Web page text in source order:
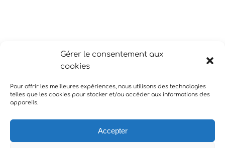
Gérer le consentement aux
cookies
Pour offrir les meilleures expériences, nous utilisons des technologies
telles que les cookies pour stocker et/ou accéder aux informations des
appareils.
Accepter